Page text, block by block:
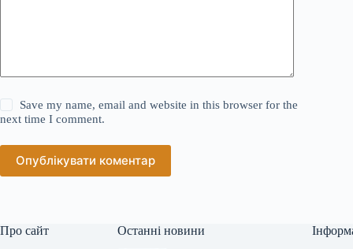
Save my name, email and website in this browser for the
next time I comment.
Опублікувати коментар
Про сайт Останні новини